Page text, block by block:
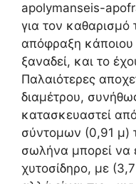
apolymanseis-
για τον καθαρισμό
απόφραξη κάποιου
ξαναδεί, και το
Παλαιότερες
διαμέτρου,
κατασκευαστεί
σύντομων (0,91 μ)
σωλήνα μπορεί να
χυτοσίδηρο, με